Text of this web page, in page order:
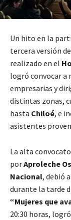
Un hito en la
tercera versión
realizado en el
logró convocar a
empresarias y
distintas zonas,
hasta Chiloé, e
asistentes
La alta
porAproleche
Nacional, debió
durante la tarde
“Mujeres que
20:30 horas,